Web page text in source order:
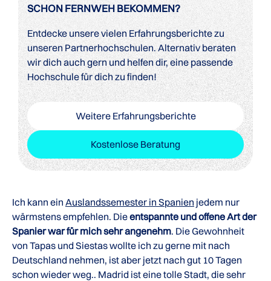
SCHON FERNWEH BEKOMMEN?
Entdecke unsere vielen Erfahrungsberichte zu
unseren Partnerhochschulen. Alternativ beraten
wir dich auch gern und helfen dir, eine passende
Hochschule für dich zu finden!
Weitere Erfahrungsberichte
Kostenlose Beratung
Ich kann ein Auslandssemester in Spanien jedem nur
wärmstens empfehlen. Dieentspannte und offene Art der
Spanier war für mich sehr angenehm. Die Gewohnheit
von Tapas und Siestas wollte ich zu gerne mit nach
Deutschland nehmen, ist aber jetzt nach gut 10 Tagen
schon wieder weg.. Madrid ist eine tolle Stadt, die sehr